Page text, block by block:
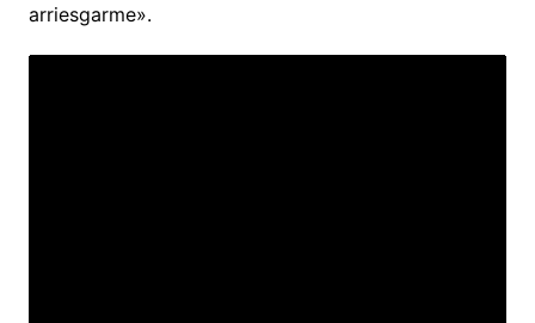
arriesgarme».